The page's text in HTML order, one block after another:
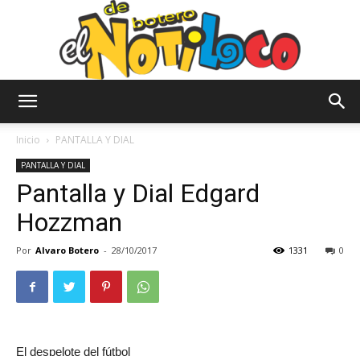
Notiloco
Inicio PANTALLA Y DIAL
PANTALLA Y DIAL
Pantalla y Dial Edgard
Hozzman
Por Alvaro Botero - 28/10/2017 0
1331
El despelote del fútbol